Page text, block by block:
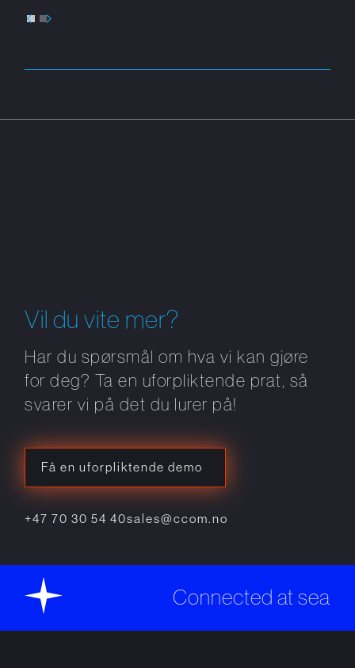
Vil du vite mer?
Har du spørsmål om hva vi kan gjøre
for deg? Ta en uforpliktende prat, så
svarer vi på det du lurer på!
Få en uforpliktende demo
+47 70 30 54 40sales@ccom.no
Connected at sea